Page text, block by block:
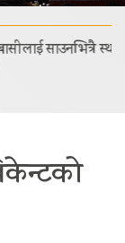
स्थायी जग्गाधनी